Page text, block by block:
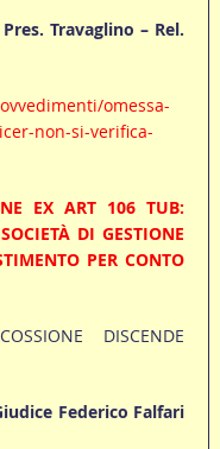
Travaglino – Rel.
omessa-
non-si-verifica-
EX ART 106 TUB:
DI GESTIONE
PER CONTO
DISCENDE
Federico Falfari